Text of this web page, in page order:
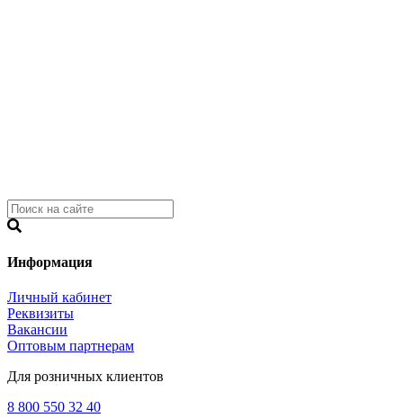
Информация
Личный кабинет
Реквизиты
Вакансии
Оптовым партнерам
Для розничных клиентов
8 800 550 32 40